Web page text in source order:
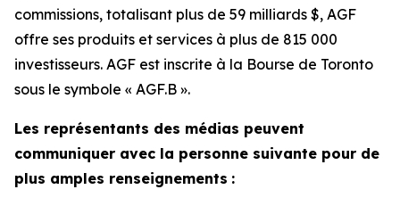
commissions, totalisant plus de 59 milliards $, AGF
offre ses produits et services à plus de 815 000
investisseurs. AGF est inscrite à la Bourse de Toronto
sous le symbole « AGF.B ».
Les représentants des médias peuvent
communiquer avec la personne suivante pour de
plus amples renseignements :